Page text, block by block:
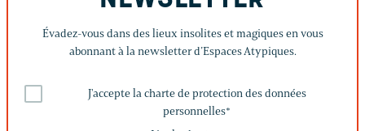
Évadez-vous dans des lieux insolites et magiques en vous
abonnant à la newsletter d’Espaces Atypiques.
J'accepte la charte de protection des données
personnelles*